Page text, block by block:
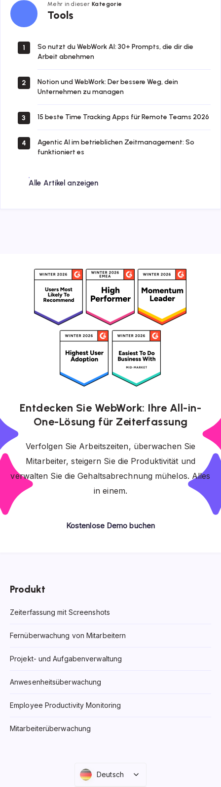
Mehr in dieser Kategorie
Tools
Tools
1
So nutzt du WebWork AI: 30+ Prompts, die dir die
Arbeit abnehmen
2
Notion und WebWork: Der bessere Weg, dein
Unternehmen zu managen
3 15 beste Time Tracking Apps für Remote Teams 2026
4
Agentic AI im betrieblichen Zeitmanagement: So
funktioniert es
Alle Artikel anzeigen
Entdecken Sie WebWork: Ihre All-in-
One-Lösung für Zeiterfassung
Verfolgen Sie Arbeitszeiten, überwachen Sie
Mitarbeiter, steigern Sie die Produktivität und
verwalten Sie die Gehaltsabrechnung mühelos. Alles
in einem.
Kostenlose Demo buchen
Produkt
Zeiterfassung mit Screenshots
Fernüberwachung von Mitarbeitern
Projekt- und Aufgabenverwaltung
Anwesenheitsüberwachung
Employee Productivity Monitoring
Mitarbeiterüberwachung
Deutsch